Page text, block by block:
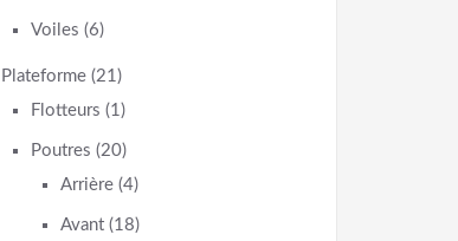
Voiles (6)
Plateforme (21)
Flotteurs (1)
Poutres (20)
Arrière (4)
Avant (18)